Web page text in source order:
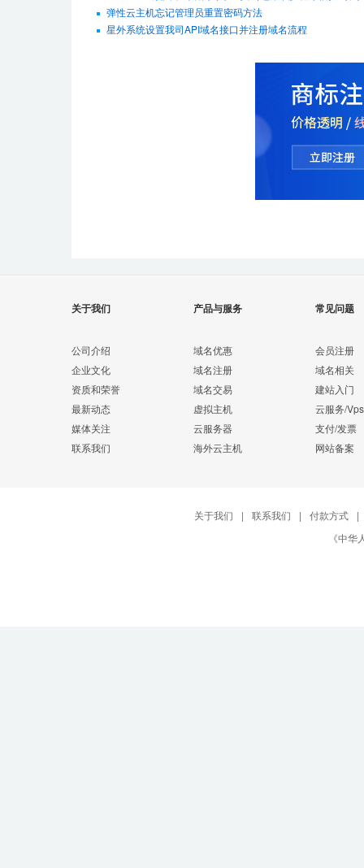
弹性云主机忘记管理员重置密码方法
星外系统设置我司API域名接口并注册域名流程
关于我们
公司介绍
企业文化
资质和荣誉
最新动态
媒体关注
联系我们
产品与服务
域名优惠
域名注册
域名交易
虚拟主机
云服务器
海外云主机
常见问题
会员注册
域名相关
建站入门
云服务/Vps
支付/发票
网站备案
关于我们 | 联系我们 | 付款方式
|
《中